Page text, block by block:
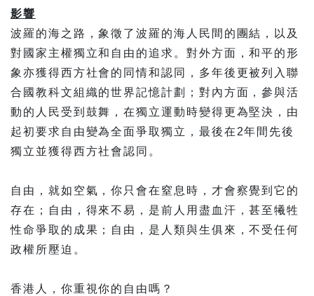
影響
波羅的海之路，象徵了波羅的海人民間的團結，以及
對國家主權獨立和自由的追求。對外方面，和平的形
象亦獲得西方社會的同情和認同，多年後更被列入聯
合國教科文組織的世界記憶計劃；對內方面，參與活
動的人民受到鼓舞，在獨立運動時變得更為堅決，由
起初要求自由變為全面爭取獨立，最後在2年間先後
獨立並獲得西方社會認同。
自由，就如空氣，你只會在窒息時，才會察覺到它的
存在；自由，得來不易，是前人用盡血汗，甚至犧牲
性命爭取的成果；自由，是人類與生俱來，不受任何
政權所壓迫。
香港人，你重視你的自由嗎？